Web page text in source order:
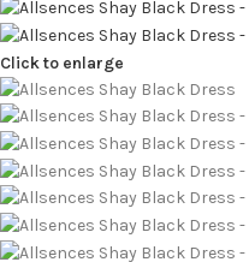
Click to enlarge